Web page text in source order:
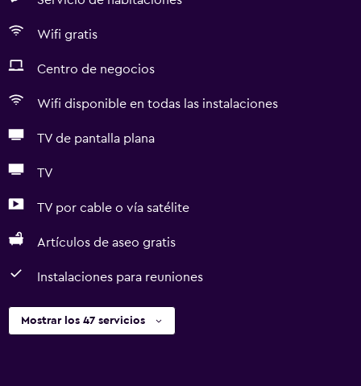
Wifi gratis
Centro de negocios
Wifi disponible en todas las instalaciones
TV de pantalla plana
TV
TV por cable o vía satélite
Artículos de aseo gratis
Instalaciones para reuniones
Mostrar los 47 servicios